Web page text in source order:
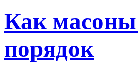
Как
порядок